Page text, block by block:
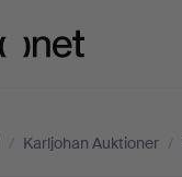
/ Karljohan Auktioner /